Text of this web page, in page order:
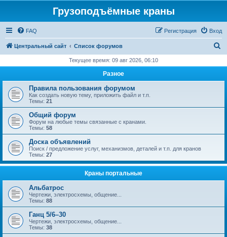
Грузоподъёмные краны
FAQ Вход
Регистрация
Центральный сайт Список форумов
с
Текущее время: 09 авг 2026, 06:10
Разное
Правила пользования форумом
Как создать новую тему, приложить файл и т.п.
Темы: 21
Общий форум
Форум на любые темы связанные с кранами.
Темы: 58
Доска объявлений
Поиск / предложение услуг, механизмов, деталей и т.п. для кранов
Темы: 27
Краны портальные
Альбатрос
Чертежи, электросхемы, общение...
Темы: 88
Ганц 5/6–30
Чертежи, электросхемы, общение...
Темы: 38